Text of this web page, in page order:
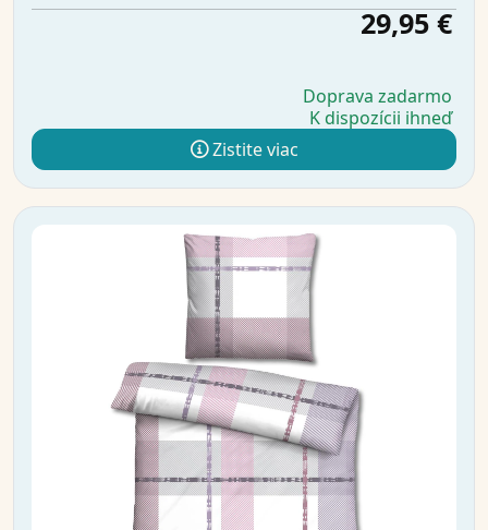
29,95 €
Doprava zadarmo
K dispozícii ihneď
Zistite viac